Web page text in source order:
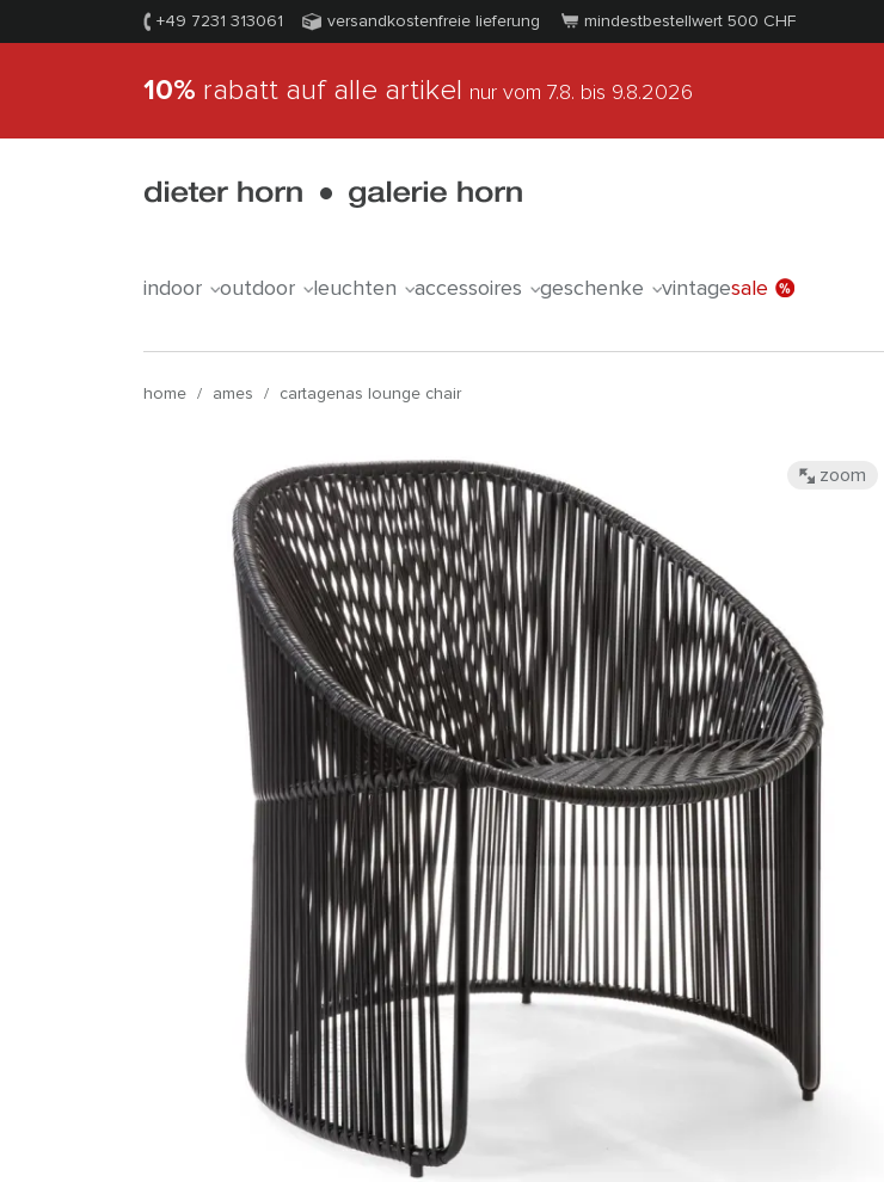
+49 7231 313061 versandkostenfreie lieferung mindestbestellwert 500 CHF
10% rabatt auf alle artikel nur vom 7.8. bis 9.8.2026
indoor outdoor leuchten accessoires geschenke vintagesale
home / ames / cartagenas lounge chair
zoom